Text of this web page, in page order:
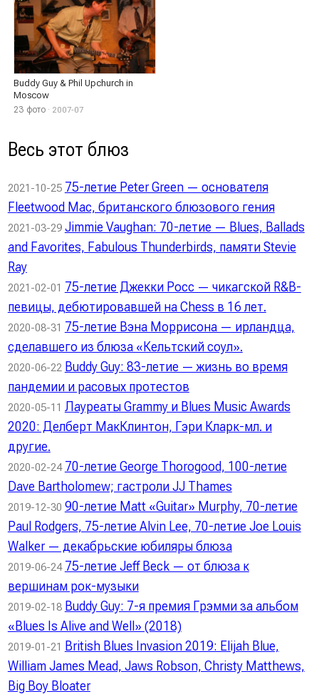
Buddy Guy & Phil Upchurch in
Moscow
23 фото · 2007-07
Весь этот блюз
2021-10-25 75-летие Peter Green — основателя
Fleetwood Mac, британского блюзового гения
2021-03-29 Jimmie Vaughan: 70-летие — Blues, Ballads
and Favorites, Fabulous Thunderbirds, памяти Stevie
Ray
2021-02-01 75-летие Джекки Росс — чикагской R&B-
певицы, дебютировавшей на Chess в 16 лет.
2020-08-31 75-летие Вэна Моррисона — ирландца,
сделавшего из блюза «Кельтский соул».
2020-06-22 Buddy Guy: 83-летие — жизнь во время
пандемии и расовых протестов
2020-05-11 Лауреаты Grammy и Blues Music Awards
2020: Делберт МакКлинтон, Гэри Кларк-мл. и
другие.
2020-02-24 70-летие George Thorogood, 100-летие
Dave Bartholomew; гастроли JJ Thames
2019-12-30 90-летие Matt «Guitar» Murphy, 70-летие
Paul Rodgers, 75-летие Alvin Lee, 70-летие Joe Louis
Walker — декабрьские юбиляры блюза
2019-06-24 75-летие Jeff Beck — от блюза к
вершинам рок-музыки
2019-02-18 Buddy Guy: 7-я премия Грэмми за альбом
«Blues Is Alive and Well» (2018)
2019-01-21 British Blues Invasion 2019: Elijah Blue,
William James Mead, Jaws Robson, Christy Matthews,
Big Boy Bloater